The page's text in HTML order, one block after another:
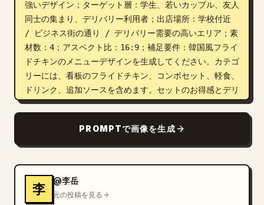
強いデザイン；ターゲット層：学生、若いカップル、友人
同士の集まり、デリバリー利用者；出店場所：学校付近
/ ビジネス街の通り / デリバリー需要の高いエリア；素
材数：4；アスペクト比：16:9；補足要件：韓国風フライ
ドチキンのメニューデザインを生成してください。カテゴ
リーには、看板のフライドチキン、コンボセット、軽食、
ドリンク、追加ソースを含めます。セットのお得感とデリ
バリー注文の効率性を強調してください。画像は、若者の
してください。PROMPTで画像を生成
李
@李岳
元の投稿を見る